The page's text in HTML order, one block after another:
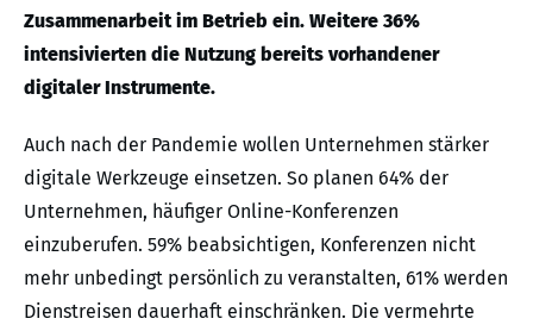
Zusammenarbeit im Betrieb ein. Weitere 36%
intensivierten die Nutzung bereits vorhandener
digitaler Instrumente.
Auch nach der Pandemie wollen Unternehmen stärker
digitale Werkzeuge einsetzen. So planen 64% der
Unternehmen, häufiger Online-Konferenzen
einzuberufen. 59% beabsichtigen, Konferenzen nicht
mehr unbedingt persönlich zu veranstalten, 61% werden
Dienstreisen dauerhaft einschränken. Die vermehrte